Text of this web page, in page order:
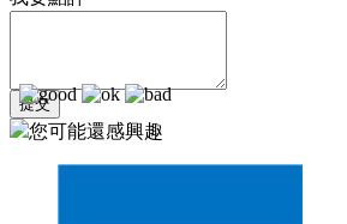
您可能還感興趣